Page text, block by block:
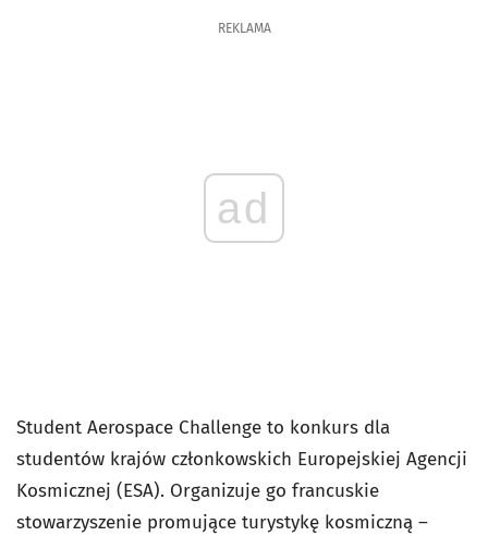
REKLAMA
ad
Student Aerospace Challenge to konkurs dla
studentów krajów członkowskich Europejskiej Agencji
Kosmicznej (ESA). Organizuje go francuskie
stowarzyszenie promujące turystykę kosmiczną –